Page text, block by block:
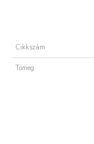
Cikkszám
Tömeg